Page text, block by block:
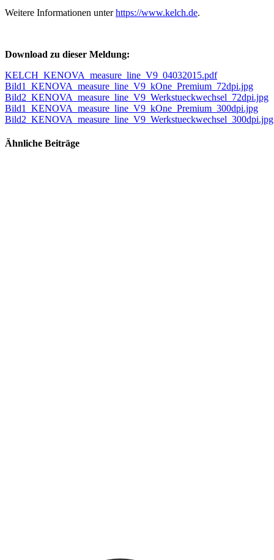
Weitere Informationen unterhttps://www.kelch.de.
Download zu dieser Meldung:
KELCH_KENOVA_measure_line_V9_04032015.pdf
Bild1_KENOVA_measure_line_V9_kOne_Premium_72dpi.jpg
Bild2_KENOVA_measure_line_V9_Werkstueckwechsel_72dpi.jpg
Bild1_KENOVA_measure_line_V9_kOne_Premium_300dpi.jpg
Bild2_KENOVA_measure_line_V9_Werkstueckwechsel_300dpi.jpg
Ähnliche Beiträge